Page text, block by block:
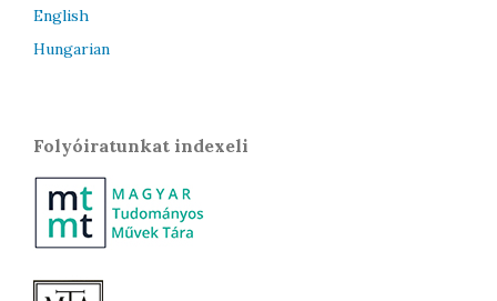
English
Hungarian
Folyóiratunkat indexeli